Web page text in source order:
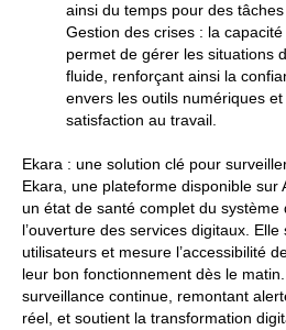
ainsi du temps pour des
Gestion des crises : la
permet de gérer les situations
fluide, renforçant ainsi la
envers les outils numériques
satisfaction au travail.
Ekara : une solution clé pour
Ekara, une plateforme disponible sur
un état de santé complet du système
l’ouverture des services digitaux.
utilisateurs et mesure l’accessibilité
leur bon fonctionnement dès le
surveillance continue, remontant
réel, et soutient la transformation